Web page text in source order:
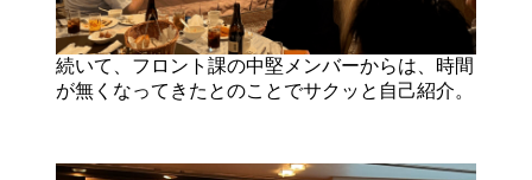
続いて、フロント課の中堅メンバーからは、時間
が無くなってきたとのことでサクッと自己紹介。